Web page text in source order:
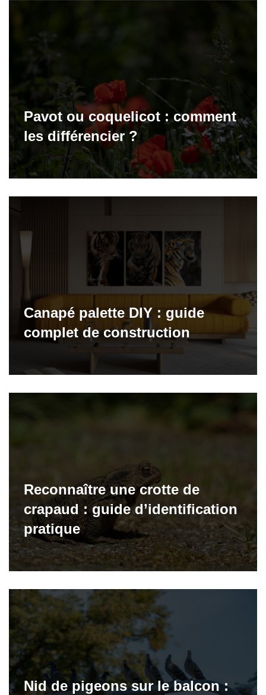
Pavot ou coquelicot : comment
les différencier ?
Canapé palette DIY : guide
complet de construction
Reconnaître une crotte de
crapaud : guide d’identification
pratique
Nid de pigeons sur le balcon :